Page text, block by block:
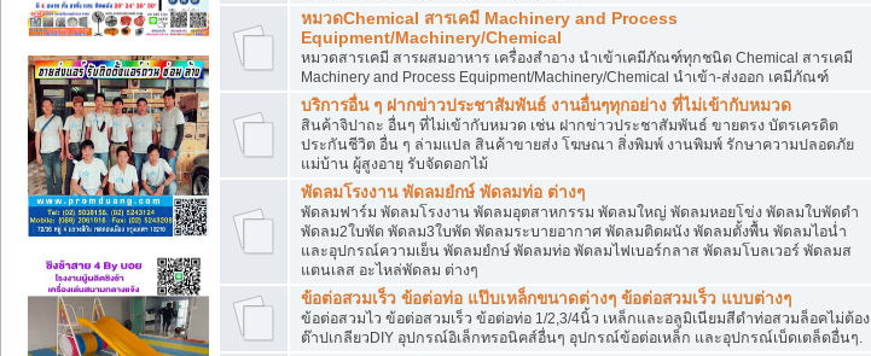
หมวดChemical สารเคมี Machinery and Process
Equipment/Machinery/Chemical
หมวดสารเคมี สารผสมอาหาร เครื่องสำอาง นำเข้าเคมีภัณฑ์ทุกชนิด Chemical สารเคมี
Machinery and Process Equipment/Machinery/Chemical นำเข้า-ส่งออก เคมีภัณฑ์
บริการอื่น ๆ ฝากข่าวประชาสัมพันธ์ งานอื่นๆทุกอย่าง ที่ไม่เข้ากับหมวด
สินค้าจิปาถะ อื่นๆ ที่ไม่เข้ากับหมวด เช่น ฝากข่าวประชาสัมพันธ์ ขายตรง บัตรเครดิต
ประกันชีวิต อื่น ๆ ล่ามแปล สินค้าขายส่ง โฆษณา สิ่งพิมพ์ งานพิมพ์ รักษาความปลอดภัย
แม่บ้าน ผู้สูงอายุ รับจัดดอกไม้
พัดลมโรงงาน พัดลมยํกษ์ พัดลมท่อ ต่างๆ
พัดลมฟาร์ม พัดลมโรงงาน พัดลมอุตสาหกรรม พัดลมใหญ่ พัดลมหอยโข่ง พัดลมใบพัดดำ
พัดลม2ใบพัด พัดลม3ใบพัด พัดลมระบายอากาศ พัดลมติดผนัง พัดลมตั้งพื้น พัดลมไอน่ำ
และอุปกรณ์ความเย็น พัดลมยํกษ์ พัดลมท่อ พัดลมไฟเบอร์กลาส พัดลมโบลเวอร์ พัดลมส
แตนเลส อะไหล่พัดลม ต่างๆ
ข้อต่อสวมเร็ว ข้อต่อท่อ แป๊บเหล็กขนาดต่างๆ ข้อต่อสวมเร็ว แบบต่างๆ
ข้อต่อสวมไว ข้อต่อสวมเร็ว ข้อต่อท่อ 1/2,3/4นิ้ว เหล็กและอลูมิเนียมสีดำท่อสวมล็อคไม่ต้อง
ต๊าปเกลียวDIY อุปกรณ์อิเล็กทรอนิคส์อื่นๆ อุปกรณ์ข้อต่อเหล็ก และอุปกรณ์เบ็ดเตล็ดอื่นๆ.